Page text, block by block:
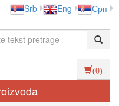
Srb Eng Срп
(0)